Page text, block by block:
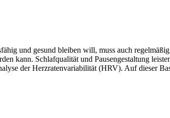
und gesund bleiben will, muss auch
kann. Schlafqualität und Pausengestaltung
der Herzratenvariabilität (HRV). Auf dieser